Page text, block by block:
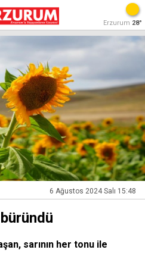
Erzurum 28°
6 Ağustos 2024 Salı 15:48
sarının her tonu ile